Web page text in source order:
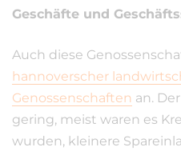
Geschäfte und
Auch diese
hannoverscher
Genossenschaften an.
gering, meist waren es
wurden, kleinere